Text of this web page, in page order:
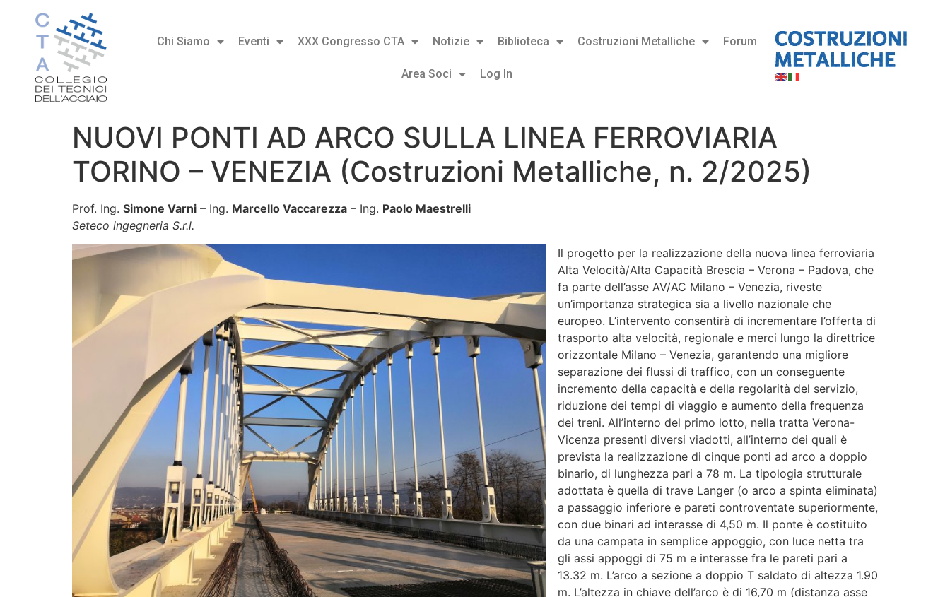
Chi Siamo Eventi XXX Congresso CTA Notizie Biblioteca Costruzioni Metalliche Forum
Area Soci Log In
NUOVI PONTI AD ARCO SULLA LINEA FERROVIARIA
TORINO – VENEZIA (Costruzioni Metalliche, n. 2/2025)
Prof. Ing. Simone Varni – Ing. Marcello Vaccarezza – Ing. Paolo Maestrelli
Seteco ingegneria S.r.l.
Il progetto per la realizzazione della nuova linea ferroviaria
Alta Velocità/Alta Capacità Brescia – Verona – Padova, che
fa parte dell’asse AV/AC Milano – Venezia, riveste
un’importanza strategica sia a livello nazionale che
europeo. L’intervento consentirà di incrementare l’offerta di
trasporto alta velocità, regionale e merci lungo la direttrice
orizzontale Milano – Venezia, garantendo una migliore
separazione dei flussi di traffico, con un conseguente
incremento della capacità e della regolarità del servizio,
riduzione dei tempi di viaggio e aumento della frequenza
dei treni. All’interno del primo lotto, nella tratta Verona-
Vicenza presenti diversi viadotti, all’interno dei quali è
prevista la realizzazione di cinque ponti ad arco a doppio
binario, di lunghezza pari a 78 m. La tipologia strutturale
adottata è quella di trave Langer (o arco a spinta eliminata)
a passaggio inferiore e pareti controventate superiormente,
con due binari ad interasse di 4,50 m. Il ponte è costituito
da una campata in semplice appoggio, con luce netta tra
gli assi appoggi di 75 m e interasse fra le pareti pari a
13.32 m. L’arco a sezione a doppio T saldato di altezza 1.90
m. L’altezza in chiave dell’arco è di 16,70 m (distanza asse